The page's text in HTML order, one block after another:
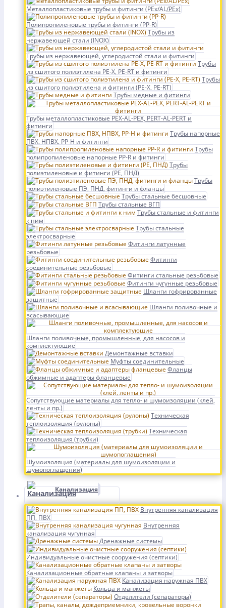
Металлопластиковые трубы и фитинги (PEx/AL/PEx)
Полипропиленовые трубы и фитинги (PP-R)
Трубы из
нержавеющей стали (INOX)
Трубы из нержавеющей, углеродистой стали и фитинги
Трубы
из сшитого полиэтилена PE-X, PE-RT и фитинги
Трубы
из сшитого полиэтилена и фитинги (PE-X, PE-RT)
Трубы медные и фитинги
Трубы металлопластиковые PEX-AL-PEX, PERT-AL-PERT и
фитинги
Трубы напорные
ПВХ, НПВХ, PP-H и фитинги
Трубы
полипропиленовые напорные PP-R и фитинги
Трубы
полиэтиленовые и фитинги (PE, ПНД)
Трубы
полиэтиленовые ПЭ, ПНД, фитинги и фланцы
Трубы стальные бесшовные
Трубы стальные ВГП
Трубы стальные и фитинги
к ним
Трубы стальные
электросварные
Фитинги латунные
резьбовые
Фитинги
соединительные резьбовые
Фитинги стальные резьбовые
Фитинги чугунные резьбовые
Шланги гофрированные
защитные
Шланги поливочные и
всасывающие
Шланги поливочные, промышленные, для насосов и
комплектующие
Демонтажные вставки
Муфты соединительные
Фланцы
обжимные и адаптеры фланцевые
Сопутствующие материалы для тепло- и шумоизоляции (клей,
ленты и пр.)
Техническая
теплоизоляция (рулоны)
Техническая
теплоизоляция (трубки)
Шумоизоляция (материалы для шумоизоляции и
шумопоглащения)
Канализация
Внутренняя канализация
ПП, ПВХ
Внутренняя
канализация чугунная
Дренажные системы
Индивидуальные очистные сооружения (септики)
Канализационные обратные клапаны и затворы
Канализация наружная ПВХ
Кольца и манжеты
Отделители (сепараторы)